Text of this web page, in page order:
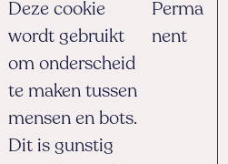
Deze cookie
wordt gebruikt
om onderscheid
te maken tussen
mensen en bots.
Dit is gunstig
Perma
nent